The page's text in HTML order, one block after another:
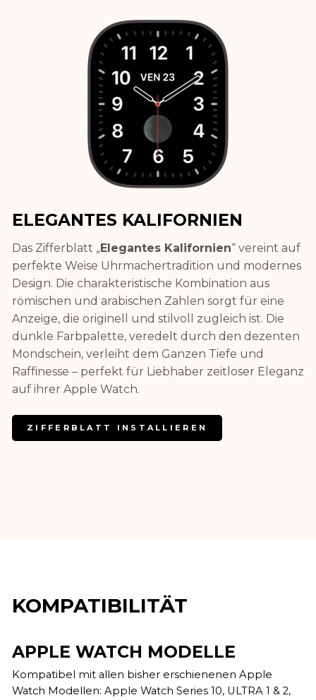
ELEGANTES KALIFORNIEN
Das Zifferblatt „ Elegantes Kalifornien“ vereint auf
perfekte Weise Uhrmachertradition und modernes
Design. Die charakteristische Kombination aus
römischen und arabischen Zahlen sorgt für eine
Anzeige, die originell und stilvoll zugleich ist. Die
dunkle Farbpalette, veredelt durch den dezenten
Mondschein, verleiht dem Ganzen Tiefe und
Raffinesse – perfekt für Liebhaber zeitloser Eleganz
auf ihrer Apple Watch.
ZIFFERBLATT INSTALLIEREN
KOMPATIBILITÄT
APPLE WATCH MODELLE
Kompatibel mit allen bisher erschienenen Apple
Watch Modellen: Apple Watch Series 10, ULTRA 1 & 2,